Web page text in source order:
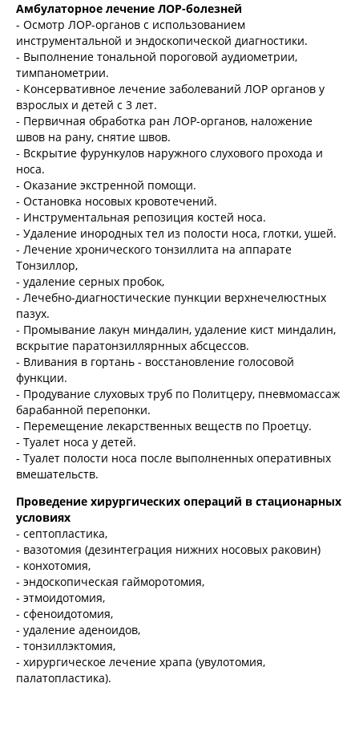
Амбулаторное лечение ЛОР-болезней
- Осмотр ЛОР-органов с использованием
инструментальной и эндоскопической диагностики.
- Выполнение тональной пороговой аудиометрии,
тимпанометрии.
- Консервативное лечение заболеваний ЛОР органов у
взрослых и детей с 3 лет.
- Первичная обработка ран ЛОР-органов, наложение
швов на рану, снятие швов.
- Вскрытие фурункулов наружного слухового прохода и
носа.
- Оказание экстренной помощи.
- Остановка носовых кровотечений.
- Инструментальная репозиция костей носа.
- Удаление инородных тел из полости носа, глотки, ушей.
- Лечение хронического тонзиллита на аппарате
Тонзиллор,
- удаление серных пробок,
- Лечебно-диагностические пункции верхнечелюстных
пазух.
- Промывание лакун миндалин, удаление кист миндалин,
вскрытие паратонзиллярнных абсцессов.
- Вливания в гортань - восстановление голосовой
функции.
- Продувание слуховых труб по Политцеру, пневмомассаж
барабанной перепонки.
- Перемещение лекарственных веществ по Проетцу.
- Туалет носа у детей.
- Туалет полости носа после выполненных оперативных
вмешательств.
Проведение хирургических операций в стационарных
условиях
- септопластика,
- вазотомия (дезинтеграция нижних носовых раковин)
- конхотомия,
- эндоскопическая гайморотомия,
- этмоидотомия,
- сфеноидотомия,
- удаление аденоидов,
- тонзиллэктомия,
- хирургическое лечение храпа (увулотомия,
палатопластика).